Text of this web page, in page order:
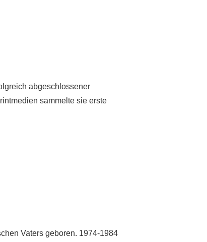
abgeschlossener
sammelte sie erste
Vaters geboren. 1974-1984